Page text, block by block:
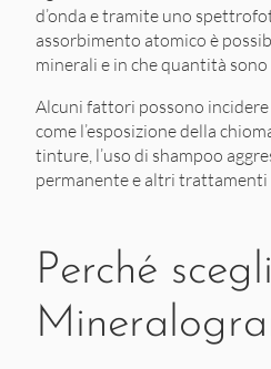
d’onda e tramite uno
assorbimento atomico è
minerali e in che quantità
Alcuni fattori possono incidere
come l’esposizione della
tinture, l’uso di shampoo
permanente e altri trattamenti
Perché